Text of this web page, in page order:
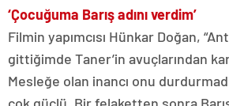
‘Çocuğuma Barış adını verdim’
Filmin yapımcısı Hünkar Doğan,
gittiğimde Taner’in avuçlarından
Mesleğe olan inancı onu